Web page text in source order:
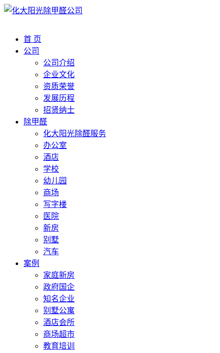
首 页
公司
公司介绍
企业文化
资质荣誉
发展历程
招贤纳士
除甲醛
化大阳光除醛服务
办公室
酒店
学校
幼儿园
商场
写字楼
医院
新房
别墅
汽车
案例
家庭新房
政府国企
知名企业
别墅公寓
酒店会所
商场超市
教育培训